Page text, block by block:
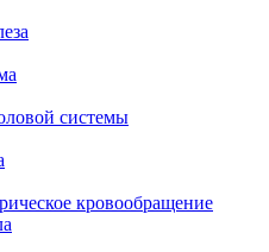
системы
кровообращение